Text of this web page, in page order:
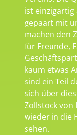
ist einzigartig
gepaart mit
machen den
für Freunde,
kaum etwas
sind ein Teil
sich über
Zollstock von
wieder in die
sehen.